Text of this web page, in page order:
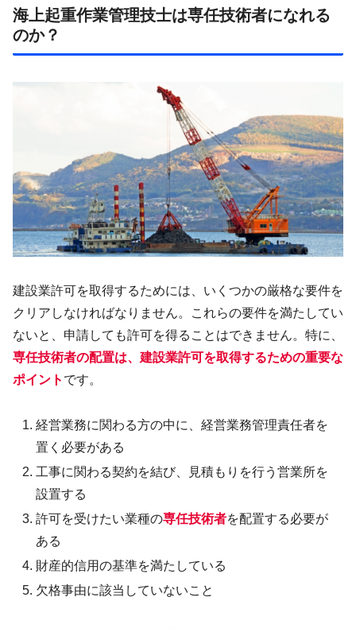
海上起重作業管理技士は専任技術者になれる
のか？
建設業許可を取得するためには、いくつかの厳格な要件を
クリアしなければなりません。これらの要件を満たしてい
ないと、申請しても許可を得ることはできません。特に、
専任技術者の配置は、 建設業許可を取得するための重要な
ポイント です。
経営業務に関わる方の中に、経営業務管理責任者を
置く必要がある
工事に関わる契約を結び、見積もりを行う営業所を
設置する
許可を受けたい業種の専任技術者を配置する必要が
ある
財産的信用の基準を満たしている
欠格事由に該当していないこと